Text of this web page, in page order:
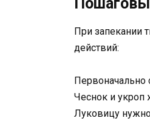
При запекании
действий:
Первоначально
Чеснок и укроп
Луковицу